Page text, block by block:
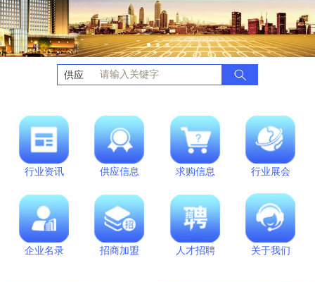
供应
行业资讯 供应信息 求购信息 行业展会
企业名录 招商加盟 人才招聘 关于我们